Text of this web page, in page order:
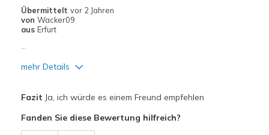
Sizing
Feels true to size
View On Shoes
Übermittelt vor 2 Jahren
von Wacker09
aus Erfurt
...
mehr Details
Bequem
Fazit Ja, ich würde es einem Freund empfehlen
Fanden Sie diese Bewertung hilfreich?